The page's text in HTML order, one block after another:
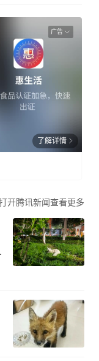
广告
了解详情
开腾讯新闻查看更多